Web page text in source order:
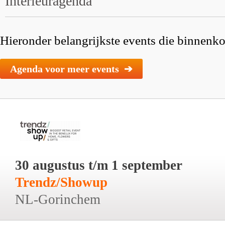
Hieronder belangrijkste events die
Agenda voor meer events ➔
30 augustus t/m 1 september
Trendz/Showup
NL-Gorinchem